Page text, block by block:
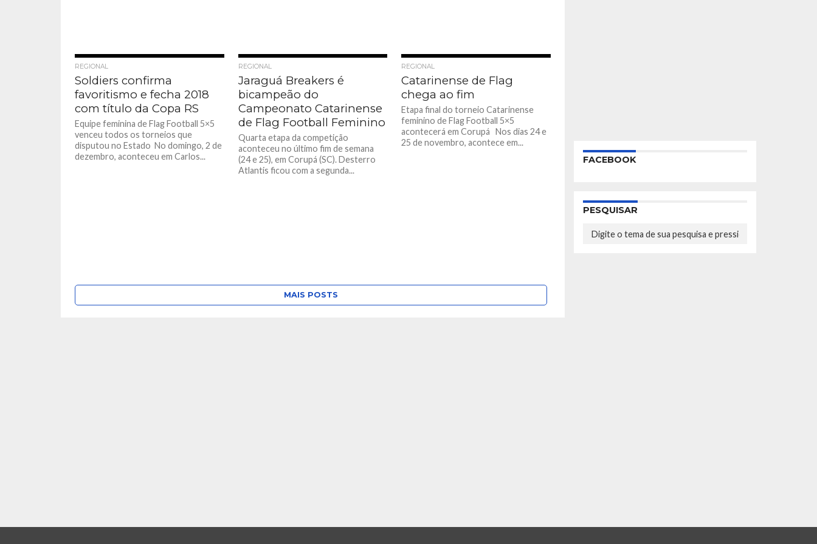
REGIONAL
Soldiers confirma
favoritismo e fecha 2018
com título da Copa RS
Equipe feminina de Flag Football 5×5
venceu todos os torneios que
disputou no Estado No domingo, 2 de
dezembro, aconteceu em Carlos...
REGIONAL
Jaraguá Breakers é
bicampeão do
Campeonato Catarinense
de Flag Football Feminino
Quarta etapa da competição
aconteceu no último fim de semana
(24 e 25), em Corupá (SC). Desterro
Atlantis ficou com a segunda...
REGIONAL
Catarinense de Flag
chega ao fim
Etapa final do torneio Catarinense
feminino de Flag Football 5×5
acontecerá em Corupá Nos dias 24 e
25 de novembro, acontece em...
MAIS POSTS
FACEBOOK
PESQUISAR